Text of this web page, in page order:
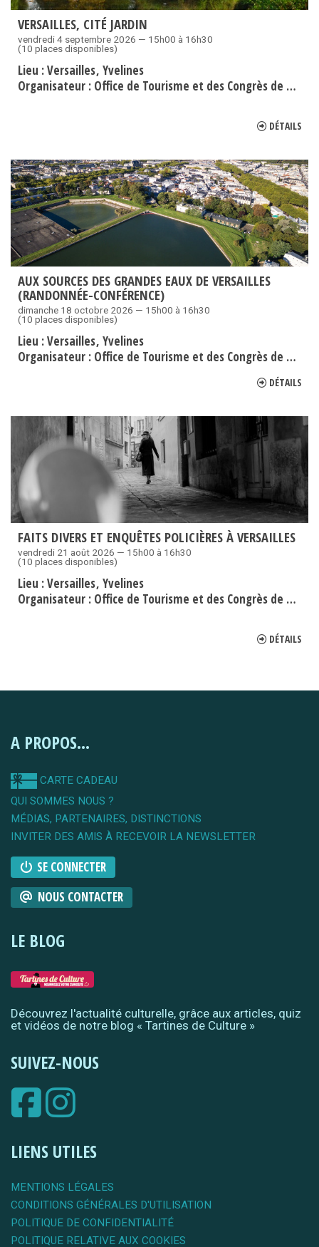
VERSAILLES, CITÉ JARDIN
vendredi 4 septembre 2026 — 15h00 à 16h30
(10 places disponibles)
Lieu :Versailles Yvelines
Organisateur : Office de Tourisme et des Congrès de Versailles Grand Parc
DÉTAILS
AUX SOURCES DES GRANDES EAUX DE VERSAILLES
(RANDONNÉE-CONFÉRENCE)
dimanche 18 octobre 2026 — 15h00 à 16h30
(10 places disponibles)
Lieu :Versailles Yvelines
Organisateur : Office de Tourisme et des Congrès de Versailles Grand Parc
DÉTAILS
FAITS DIVERS ET ENQUÊTES POLICIÈRES À VERSAILLES
vendredi 21 août 2026 — 15h00 à 16h30
(10 places disponibles)
Lieu :Versailles Yvelines
Organisateur : Office de Tourisme et des Congrès de Versailles Grand Parc
DÉTAILS
A PROPOS...
CARTE CADEAU
QUI SOMMES NOUS ?
MÉDIAS, PARTENAIRES, DISTINCTIONS
INVITER DES AMIS À RECEVOIR LA NEWSLETTER
SE CONNECTER
NOUS CONTACTER
LE BLOG
Découvrez l'actualité culturelle, grâce aux articles, quiz
et vidéos de notre blog « Tartines de Culture »
SUIVEZ-NOUS
LIENS UTILES
MENTIONS LÉGALES
CONDITIONS GÉNÉRALES D'UTILISATION
POLITIQUE DE CONFIDENTIALITÉ
POLITIQUE RELATIVE AUX COOKIES